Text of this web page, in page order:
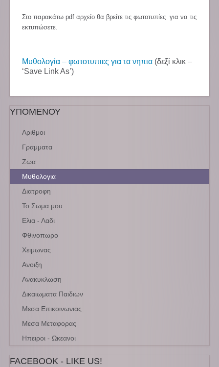
Στο παρακάτω pdf αρχείο θα βρείτε τις φωτοτυπίες για να τις
εκτυπώσετε.
Μυθολογία – φωτοτυπιες για τα νηπια (δεξί κλικ –
‘Save Link As’)
ΥΠΟΜΕΝΟΥ
Αριθμοι
Γραμματα
Ζωα
Μυθολογια
Διατροφη
Το Σωμα μου
Ελια - Λαδι
Φθινοπωρο
Χειμωνας
Ανοιξη
Ανακυκλωση
Δικαιωματα Παιδιων
Μεσα Επικοινωνιας
Μεσα Μεταφορας
Ηπειροι - Ωκεανοι
FACEBOOK - LIKE US!